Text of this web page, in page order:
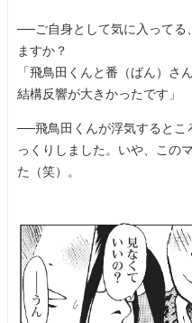
──ご自身として気に入ってる
ますか？
「飛鳥田くんと番（ばん）さ
結構反響が大きかったです」
──飛鳥田くんが浮気するとこ
っくりしました。いや、この
た（笑）。